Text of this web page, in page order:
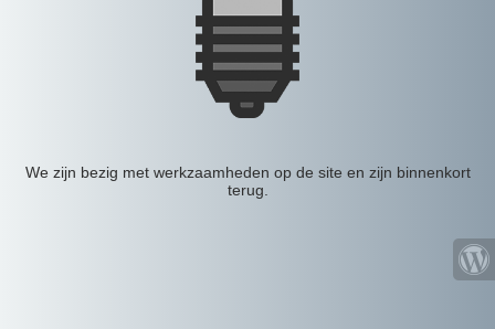
We zijn bezig met werkzaamheden op de site en zijn binnenkort
terug.